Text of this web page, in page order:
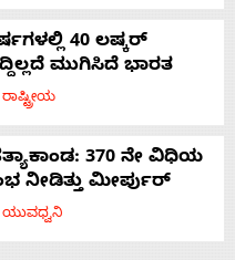
40 ಲಷ್ಕರ್
ಮುಗಿಸಿದೆ ಭಾರತ
ರಾಷ್ಟ್ರೀಯ
370 ನೇ ವಿಧಿಯ
ನೀಡಿತ್ತು ಮೀರ್ಪುರ್
ಯುವಧ್ವನಿ